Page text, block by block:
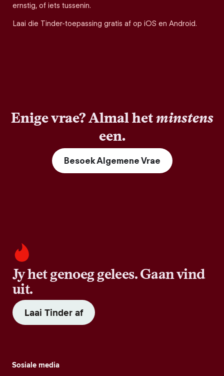
ernstig, of iets tussenin.
Laai die Tinder-toepassing gratis af op iOS en Android.
Enige vrae? Almal hetminstens
een.
Besoek Algemene Vrae
Jy het genoeg gelees. Gaan vind
uit.
Laai Tinder af
Sosiale media